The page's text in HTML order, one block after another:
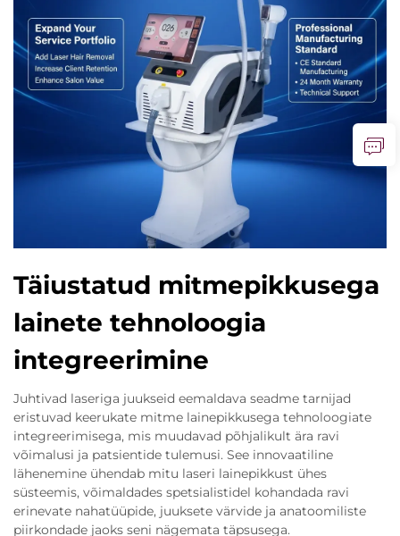
Täiustatud mitmepikkusega
lainete tehnoloogia
integreerimine
Juhtivad laseriga juukseid eemaldava seadme tarnijad
eristuvad keerukate mitme lainepikkusega tehnoloogiate
integreerimisega, mis muudavad põhjalikult ära ravi
võimalusi ja patsientide tulemusi. See innovaatiline
lähenemine ühendab mitu laseri lainepikkust ühes
süsteemis, võimaldades spetsialistidel kohandada ravi
erinevate nahatüüpide, juuksete värvide ja anatoomiliste
piirkondade jaoks seni nägemata täpsusega.